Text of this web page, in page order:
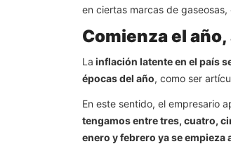
en ciertas marcas de
Comienza el
La inflación latente en el país
épocas del año, como ser
En este sentido, el empresario
tengamos entre tres, cuatro,
enero y febrero ya se empieza